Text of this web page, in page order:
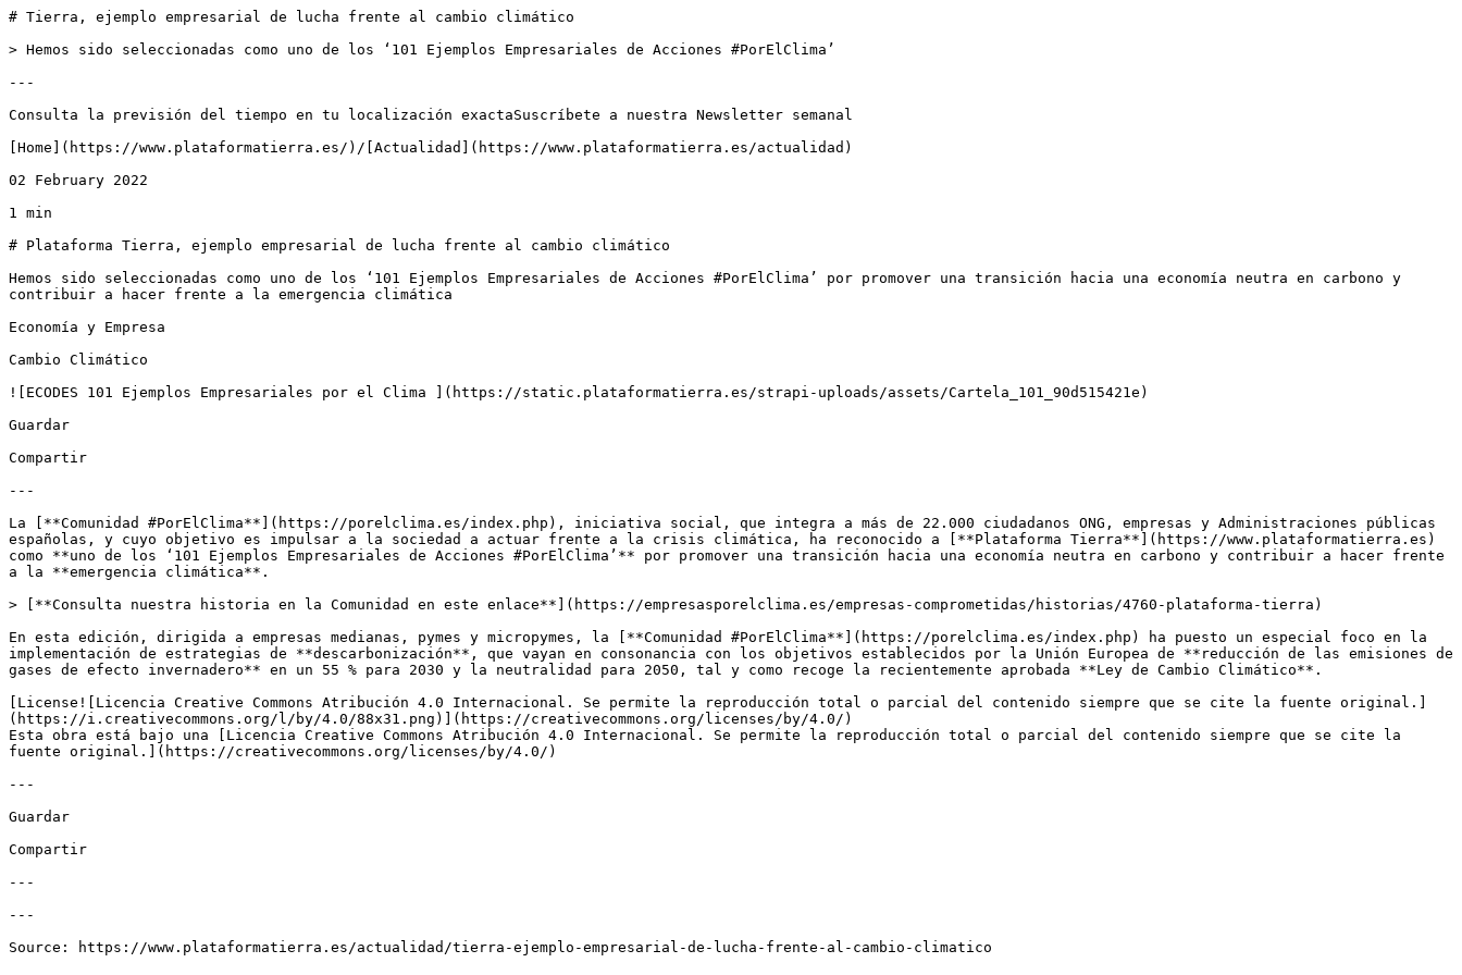
# Tierra, ejemplo empresarial de lucha frente al cambio climático
> Hemos sido seleccionadas como uno de los ‘101 Ejemplos Empresariales de Acciones #PorElClima’
---
Consulta la previsión del tiempo en tu localización exactaSuscríbete a nuestra Newsletter semanal
[Home](https://www.plataformatierra.es/)/[Actualidad](https://www.plataformatierra.es/actualidad)
02 February 2022
1 min
# Plataforma Tierra, ejemplo empresarial de lucha frente al cambio climático
Hemos sido seleccionadas como uno de los ‘101 Ejemplos Empresariales de Acciones #PorElClima’ por promover una transición hacia una economía neutra en carbono y
contribuir a hacer frente a la emergencia climática
Economía y Empresa
Cambio Climático
![ECODES 101 Ejemplos Empresariales por el Clima ](https://static.plataformatierra.es/strapi-uploads/assets/Cartela_101_90d515421e)
Guardar
Compartir
---
La [**Comunidad #PorElClima**](https://porelclima.es/index.php), iniciativa social, que integra a más de 22.000 ciudadanos ONG, empresas y Administraciones públicas
españolas, y cuyo objetivo es impulsar a la sociedad a actuar frente a la crisis climática, ha reconocido a [**Plataforma Tierra**](https://www.plataformatierra.es)
como **uno de los ‘101 Ejemplos Empresariales de Acciones #PorElClima’** por promover una transición hacia una economía neutra en carbono y contribuir a hacer frente
a la **emergencia climática**.
> [**Consulta nuestra historia en la Comunidad en este enlace**](https://empresasporelclima.es/empresas-comprometidas/historias/4760-plataforma-tierra)
En esta edición, dirigida a empresas medianas, pymes y micropymes, la [**Comunidad #PorElClima**](https://porelclima.es/index.php) ha puesto un especial foco en la
implementación de estrategias de **descarbonización**, que vayan en consonancia con los objetivos establecidos por la Unión Europea de **reducción de las emisiones de
gases de efecto invernadero** en un 55 % para 2030 y la neutralidad para 2050, tal y como recoge la recientemente aprobada **Ley de Cambio Climático**.
[License![Licencia Creative Commons Atribución 4.0 Internacional. Se permite la reproducción total o parcial del contenido siempre que se cite la fuente original.]
(https://i.creativecommons.org/l/by/4.0/88x31.png)](https://creativecommons.org/licenses/by/4.0/)
Esta obra está bajo una [Licencia Creative Commons Atribución 4.0 Internacional. Se permite la reproducción total o parcial del contenido siempre que se cite la
fuente original.](https://creativecommons.org/licenses/by/4.0/)
---
Guardar
Compartir
---
---